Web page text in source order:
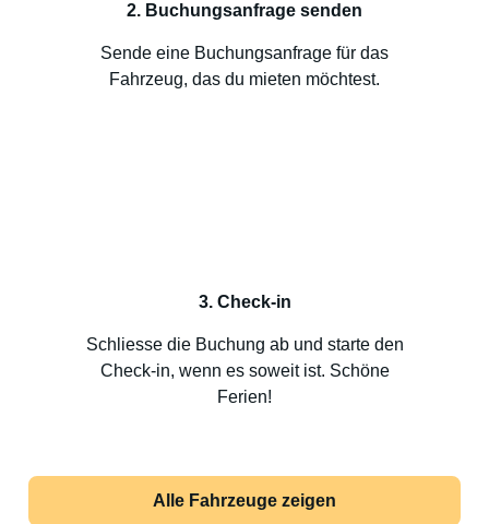
2. Buchungsanfrage senden
Sende eine Buchungsanfrage für das
Fahrzeug, das du mieten möchtest.
3. Check-in
Schliesse die Buchung ab und starte den
Check-in, wenn es soweit ist. Schöne
Ferien!
Alle Fahrzeuge zeigen